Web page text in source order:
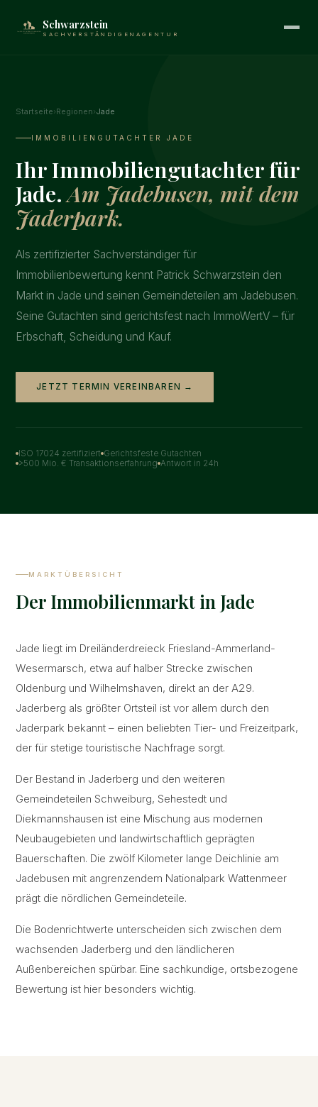
Schwarzstein
SACHVERSTÄNDIGENAGENTUR
Startseite›Regionen›Jade
IMMOBILIENGUTACHTER JADE
Ihr Immobiliengutachter für
Jade.Am Jadebusen, mit dem
Jaderpark.
Als zertifizierter Sachverständiger für
Immobilienbewertung kennt Patrick Schwarzstein den
Markt in Jade und seinen Gemeindeteilen am Jadebusen.
Seine Gutachten sind gerichtsfest nach ImmoWertV – für
Erbschaft, Scheidung und Kauf.
JETZT TERMIN VEREINBAREN →
ISO 17024 zertifiziert Gerichtsfeste Gutachten
>500 Mio. € Transaktionserfahrung Antwort in 24h
MARKTÜBERSICHT
Der Immobilienmarkt in Jade
Jade liegt im Dreiländerdreieck Friesland-Ammerland-
Wesermarsch, etwa auf halber Strecke zwischen
Oldenburg und Wilhelmshaven, direkt an der A29.
Jaderberg als größter Ortsteil ist vor allem durch den
Jaderpark bekannt – einen beliebten Tier- und Freizeitpark,
der für stetige touristische Nachfrage sorgt.
Der Bestand in Jaderberg und den weiteren
Gemeindeteilen Schweiburg, Sehestedt und
Diekmannshausen ist eine Mischung aus modernen
Neubaugebieten und landwirtschaftlich geprägten
Bauerschaften. Die zwölf Kilometer lange Deichlinie am
Jadebusen mit angrenzendem Nationalpark Wattenmeer
prägt die nördlichen Gemeindeteile.
Die Bodenrichtwerte unterscheiden sich zwischen dem
wachsenden Jaderberg und den ländlicheren
Außenbereichen spürbar. Eine sachkundige, ortsbezogene
Bewertung ist hier besonders wichtig.